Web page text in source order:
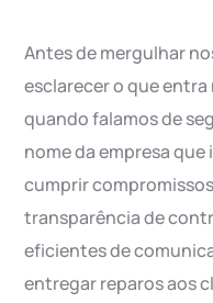
Antes de mergulhar
esclarecer o que
quando falamos de
nome da empresa
cumprir
transparência de
eficientes de
entregar reparos aos